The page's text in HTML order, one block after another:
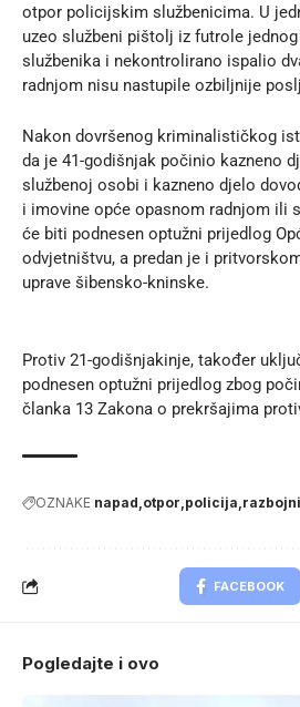
otpor policijskim službenicima. U
uzeo službeni pištolj iz futrole
službenika i nekontrolirano ispalio
radnjom nisu nastupile ozbiljnije
Nakon dovršenog kriminalističkog
da je 41-godišnjak počinio kazneno
službenoj osobi i kazneno djelo
i imovine opće opasnom radnjom ili
će biti podnesen optužni prijedlog
odvjetništvu, a predan je i
uprave šibensko-kninske.
Protiv 21-godišnjakinje, također
podnesen optužni prijedlog zbog
članka 13 Zakona o prekršajima
OZNAKE napad otpor policija
FACEBOOK
Pogledajte i ovo